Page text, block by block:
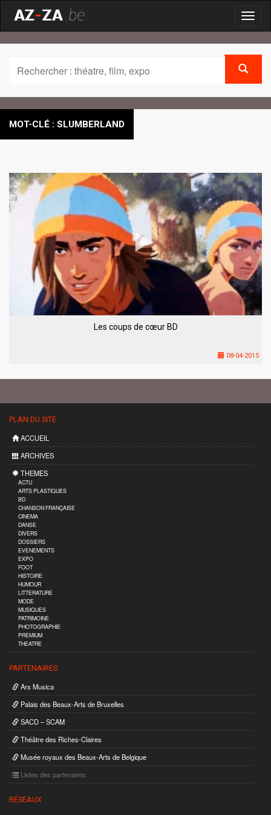
MOT-CLÉ : SLUMBERLAND
Les coups de cœur BD
08-04-2015
PLAN DU SITE
ACCUEIL
ARCHIVES
THEMES
ACTU
ARTS PLASTIQUES
BD
CHANSON FRANÇAISE
CINEMA
DANSE
DIVERS
DOSSIERS
EVENEMENTS
EXPO
FOOT
HISTOIRE
HUMOUR
LITTERATURE
MODE
MUSIQUES
PATRIMOINE
PHOTOGRAPHIE
PREMIUM
THEATRE
PARTENAIRES
Ars Musica
Palais des Beaux-Arts de Bruxelles
SACD – SCAM
Théâtre des Riches-Claires
Musée royaux des Beaux-Arts de Belgique
Listes des partenaires
RÉSEAUX